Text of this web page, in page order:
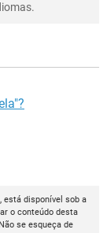
está disponível sob a
o conteúdo desta
se esqueça de